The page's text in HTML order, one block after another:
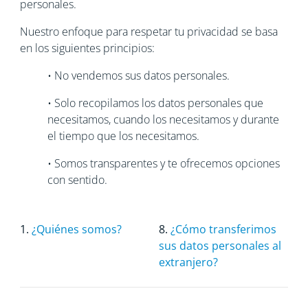
personales.
Nuestro enfoque para respetar tu privacidad se basa
en los siguientes principios:
• No vendemos sus datos personales.
• Solo recopilamos los datos personales que
necesitamos, cuando los necesitamos y durante
el tiempo que los necesitamos.
• Somos transparentes y te ofrecemos opciones
con sentido.
1. ¿Quiénes somos? 8. ¿Cómo transferimos
sus datos personales al
extranjero?